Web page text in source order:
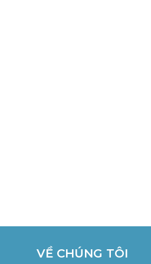
VỀ CHÚNG TÔI